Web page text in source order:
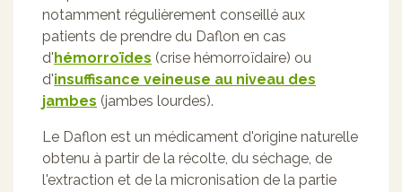
notamment régulièrement conseillé aux
patients de prendre du Daflon en cas
d'hémorroïdes (crise hémorroïdaire) ou
d'insuffisance veineuse au niveau des
jambes (jambes lourdes).
Le Daflon est un médicament d'origine naturelle
obtenu à partir de la récolte, du séchage, de
l'extraction et de la micronisation de la partie